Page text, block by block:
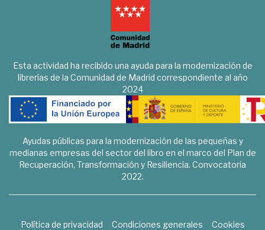
Esta actividad ha recibido una ayuda para la modernización de
librerías de la Comunidad de Madrid correspondiente al año
2024
Ayudas públicas para la modernización de las pequeñas y
medianas empresas del sector del libro en el marco del Plan de
Recuperación, Transformación y Resiliencia. Convocatoria
2022.
Política de privacidad Condiciones generales
Cookies